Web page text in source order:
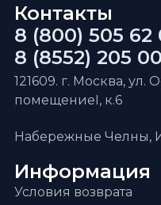
Информация
Условия возврата
Контакты
8 (800) 505 62
8 (8552) 205
121609. г. Москва, ул.
помещениеI, к.6
Набережные Челны,